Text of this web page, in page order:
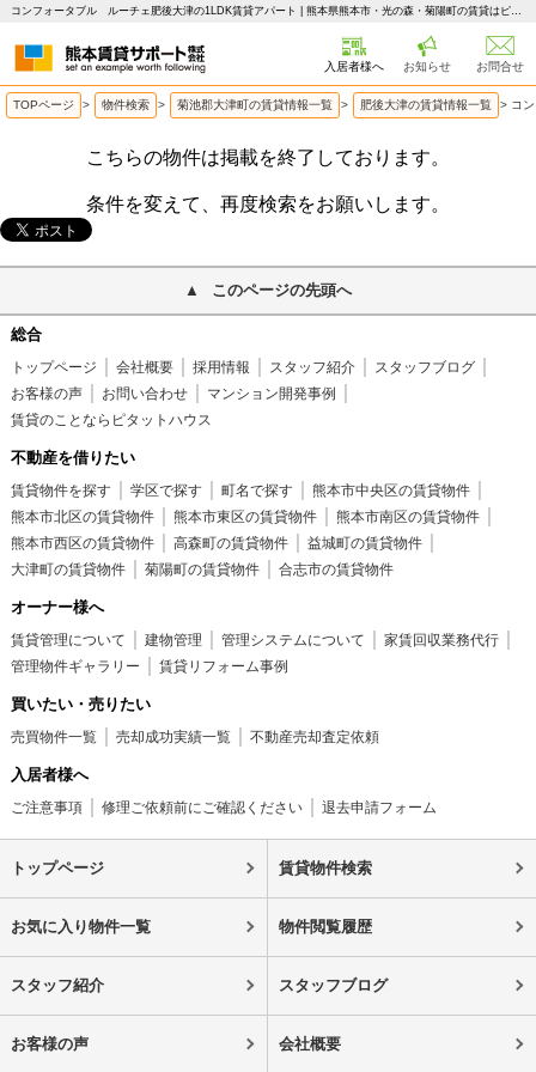
コンフォータブル ルーチェ肥後大津の1LDK賃貸アパート | 熊本県熊本市・光の森・菊陽町の賃貸はピタットハウス 熊本賃貸サポート
入居者様へ お知らせ お問合せ
TOPページ > 物件検索 > 菊池郡大津町の賃貸情報一覧 > 肥後大津の賃貸情報一覧 > コ
こちらの物件は掲載を終了しております。
条件を変えて、再度検索をお願いします。
このページの先頭へ
総合
トップページ 会社概要 採用情報 スタッフ紹介
スタッフブログ
お客様の声
お問い合わせ
マンション開発事例
賃貸のことならピタットハウス
不動産を借りたい
賃貸物件を探す 学区で探す 町名で探す
熊本市中央区の賃貸物件
熊本市北区の賃貸物件
熊本市東区の賃貸物件
熊本市南区の賃貸物件
熊本市西区の賃貸物件
高森町の賃貸物件
益城町の賃貸物件
大津町の賃貸物件
菊陽町の賃貸物件 合志市の賃貸物件
オーナー様へ
賃貸管理について 建物管理 管理システムについて
家賃回収業務代行
管理物件ギャラリー
賃貸リフォーム事例
買いたい・売りたい
売買物件一覧 売却成功実績一覧 不動産売却査定依頼
入居者様へ
ご注意事項 修理ご依頼前にご確認ください 退去申請フォーム
トップページ 賃貸物件検索
お気に入り物件一覧 物件閲覧履歴
スタッフ紹介 スタッフブログ
お客様の声 会社概要